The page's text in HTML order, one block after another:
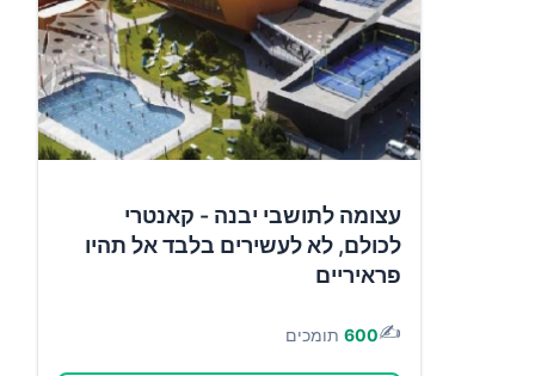
עצומה לתושבי יבנה - קאנטרי
לכולם, לא לעשירים בלבד אל תהיו
פראיריים
✍️
600 תומכים